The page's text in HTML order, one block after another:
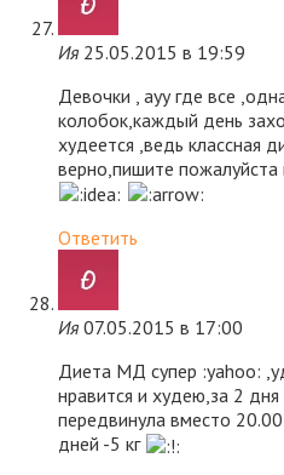
Ия 25.05.2015 в 19:59
Девочки , ауу где все
колобок,каждый день
худеется ,ведь классная
верно,пишите
Ответить
Ия 07.05.2015 в 17:00
Диета МД супер :yahoo:
нравится и худею,за 2
передвинула вместо
дней -5 кг